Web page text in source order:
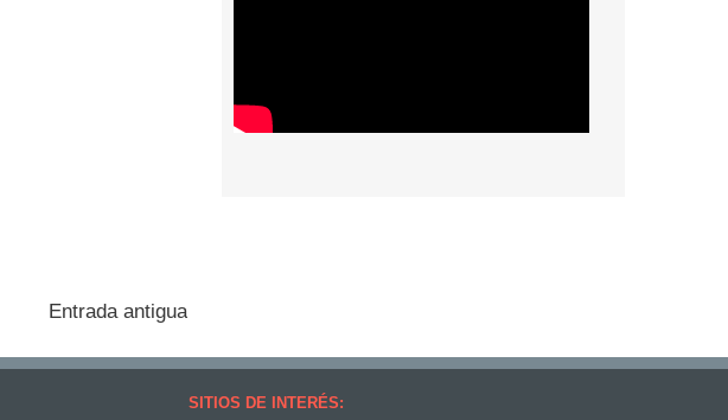
Entrada antigua
SITIOS DE INTERÉS: